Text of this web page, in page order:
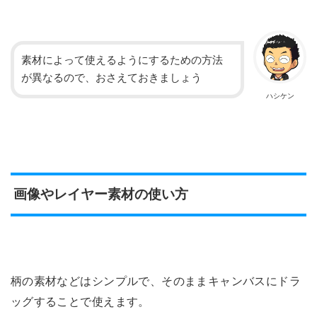
ハシケン
素材によって使えるようにするための方法
が異なるので、おさえておきましょう
画像やレイヤー素材の使い方
柄の素材などはシンプルで、そのままキャンバスにドラ
ッグすることで使えます。